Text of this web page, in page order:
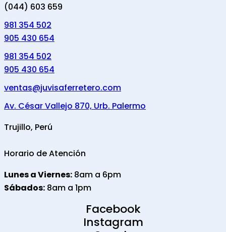
(044) 603 659
981 354 502
905 430 654
981 354 502
905 430 654
ventas@juvisaferretero.com
Av. César Vallejo 870, Urb. Palermo
Trujillo, Perú
Horario de Atención
Lunes a Viernes: 8am a 6pm
Sábados: 8am a 1pm
Facebook
Instagram